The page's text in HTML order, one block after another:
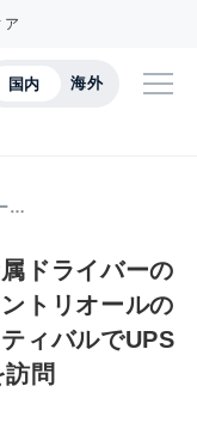
ア
国内 海外
…
ドライバーの
トリオールの
ィバルでUPS
問